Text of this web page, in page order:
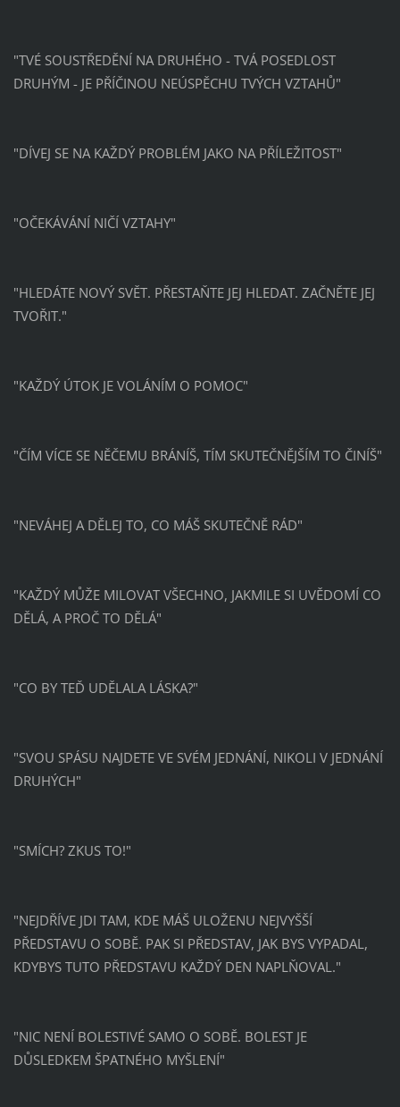
"TVÉ SOUSTŘEDĚNÍ NA DRUHÉHO - TVÁ POSEDLOST
DRUHÝM - JE PŘÍČINOU NEÚSPĚCHU TVÝCH VZTAHŮ"
"DÍVEJ SE NA KAŽDÝ PROBLÉM JAKO NA PŘÍLEŽITOST"
"OČEKÁVÁNÍ NIČÍ VZTAHY"
"HLEDÁTE NOVÝ SVĚT. PŘESTAŇTE JEJ HLEDAT. ZAČNĚTE JEJ
TVOŘIT."
"KAŽDÝ ÚTOK JE VOLÁNÍM O POMOC"
"ČÍM VÍCE SE NĚČEMU BRÁNÍŠ, TÍM SKUTEČNĚJŠÍM TO ČINÍŠ"
"NEVÁHEJ A DĚLEJ TO, CO MÁŠ SKUTEČNĚ RÁD"
"KAŽDÝ MŮŽE MILOVAT VŠECHNO, JAKMILE SI UVĚDOMÍ CO
DĚLÁ, A PROČ TO DĚLÁ"
"CO BY TEĎ UDĚLALA LÁSKA?"
"SVOU SPÁSU NAJDETE VE SVÉM JEDNÁNÍ, NIKOLI V JEDNÁNÍ
DRUHÝCH"
"SMÍCH? ZKUS TO!"
"NEJDŘÍVE JDI TAM, KDE MÁŠ ULOŽENU NEJVYŠŠÍ
PŘEDSTAVU O SOBĚ. PAK SI PŘEDSTAV, JAK BYS VYPADAL,
KDYBYS TUTO PŘEDSTAVU KAŽDÝ DEN NAPLŇOVAL."
"NIC NENÍ BOLESTIVÉ SAMO O SOBĚ. BOLEST JE
DŮSLEDKEM ŠPATNÉHO MYŠLENÍ"